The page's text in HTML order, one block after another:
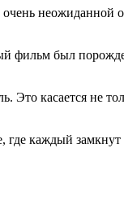
неожиданной
фильм был
Это касается не
каждый замкнут